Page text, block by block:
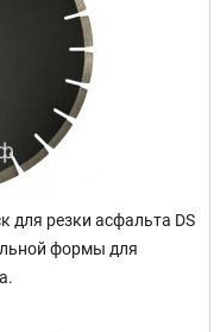
для резки асфальта DS
формы для